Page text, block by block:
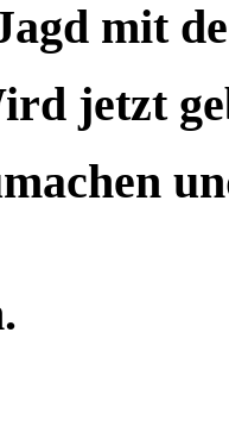
mit
jetzt